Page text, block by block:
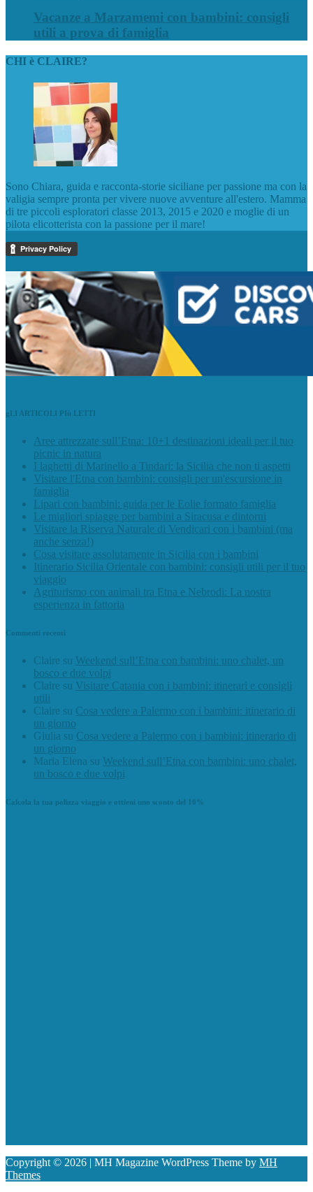
Vacanze a Marzamemi con bambini: consigli
utili a prova di famiglia
CHI è CLAIRE?
Sono Chiara, guida e racconta-storie siciliane per passione ma con la
valigia sempre pronta per vivere nuove avventure all'estero. Mamma
di tre piccoli esploratori classe 2013, 2015 e 2020 e moglie di un
pilota elicotterista con la passione per il mare!
gLI ARTICOLI PIù LETTI
Aree attrezzate sull’Etna: 10+1 destinazioni ideali per il tuo
picnic in natura
I laghetti di Marinello a Tindari: la Sicilia che non ti aspetti
Visitare l'Etna con bambini: consigli per un'escursione in
famiglia
Lipari con bambini: guida per le Eolie formato famiglia
Le migliori spiagge per bambini a Siracusa e dintorni
Visitare la Riserva Naturale di Vendicari con i bambini (ma
anche senza!)
Cosa visitare assolutamente in Sicilia con i bambini
Itinerario Sicilia Orientale con bambini: consigli utili per il tuo
viaggio
Agriturismo con animali tra Etna e Nebrodi: La nostra
esperienza in fattoria
Commenti recenti
Claire su Weekend sull’Etna con bambini: uno chalet, un
bosco e due volpi
Claire su Visitare Catania con i bambini: itinerari e consigli
utili
Claire su Cosa vedere a Palermo con i bambini: itinerario di
un giorno
Giulia su Cosa vedere a Palermo con i bambini: itinerario di
un giorno
Maria Elena su Weekend sull’Etna con bambini: uno chalet,
un bosco e due volpi
Calcola la tua polizza viaggio e ottieni uno sconto del 10%
Copyright © 2026 | MH Magazine WordPress Theme by MH
Themes